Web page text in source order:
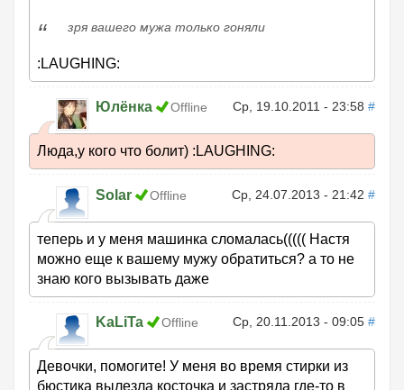
зря вашего мужа только гоняли
:LAUGHING:
Юлёнка Offline Ср, 19.10.2011 - 23:58 #
Люда,у кого что болит) :LAUGHING:
Solar Offline Ср, 24.07.2013 - 21:42 #
теперь и у меня машинка сломалась((((( Настя
можно еще к вашему мужу обратиться? а то не
знаю кого вызывать даже
KaLiTa Offline Ср, 20.11.2013 - 09:05 #
Девочки, помогите! У меня во время стирки из
бюстика вылезла косточка и застряла где-то в